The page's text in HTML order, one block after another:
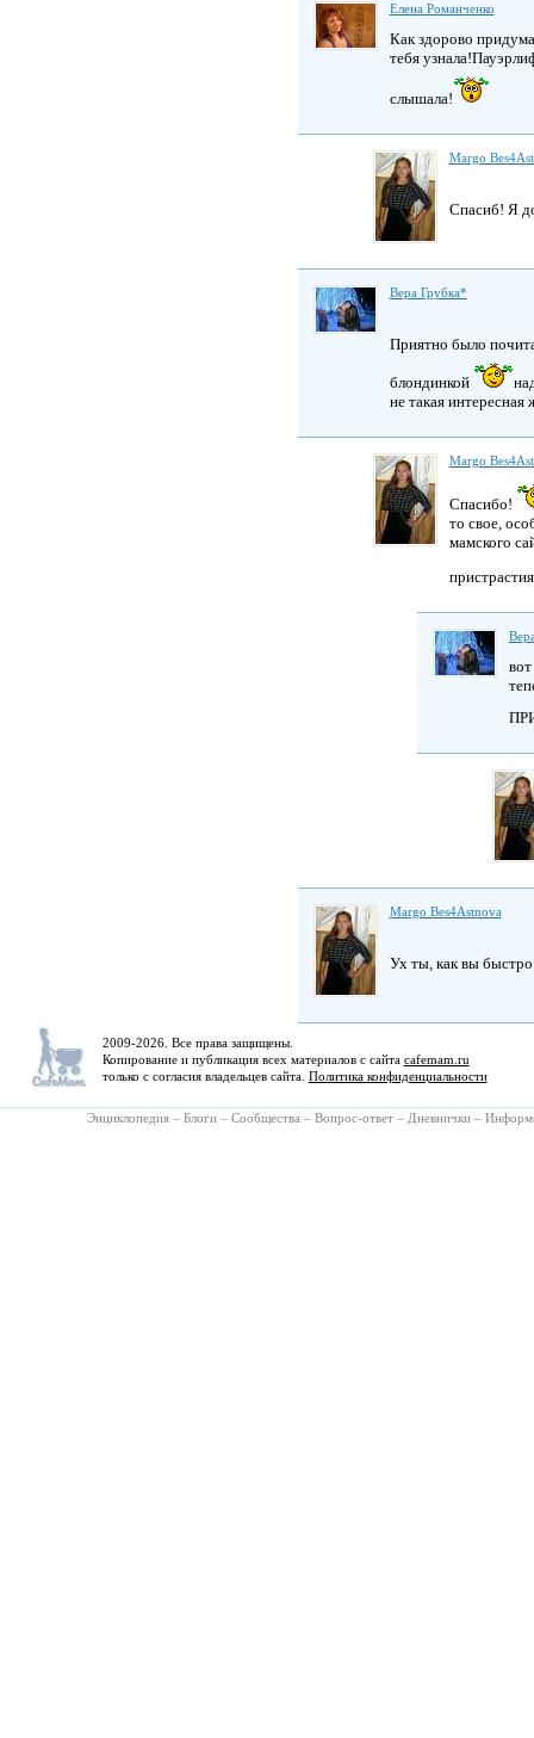
Елена Романченко
Как здорово
тебя
слышала!
Margo
Спасиб! Я
Вера Грубка*
Приятно было
блондинкой
не такая интересная
Margo
Спасибо!
то свое,
мамского
Margo Bes4Astnova
Ух ты, как вы
2009-2026. Все права защищены.
Копирование и публикация всех материалов с сайта cafemam.ru
только с согласия владельцев сайта. Политика конфиденциальности
Энциклопедия – Блоги – Сообщества – Вопрос-ответ – Дневнички –